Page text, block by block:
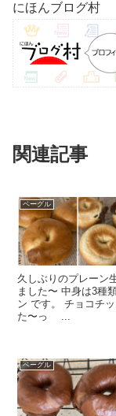
にほんブログ村
関連記事
ベーグル
久しぶりのプレーン
ました〜 中身は3種
ン です。 チョコチ
た〜っ ...
ベーグル